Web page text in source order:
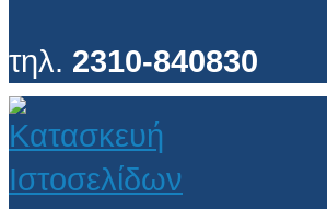
τηλ. 2310-840830